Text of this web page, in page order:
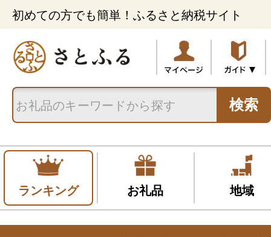
初めての方でも簡単！ふるさと納税サイト
検索
ランキング お礼品 地域